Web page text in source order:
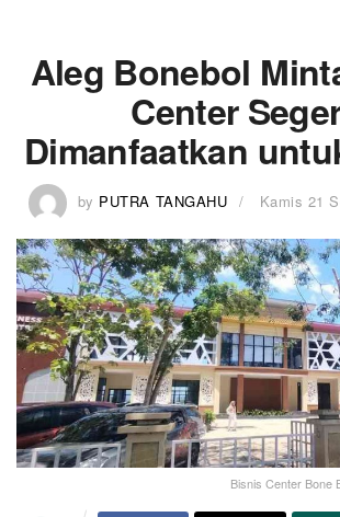
Aleg Bonebol
Center
Dimanfaatkan
by PUTRA TANGAHU Kamis 21
Bisnis Center Bone